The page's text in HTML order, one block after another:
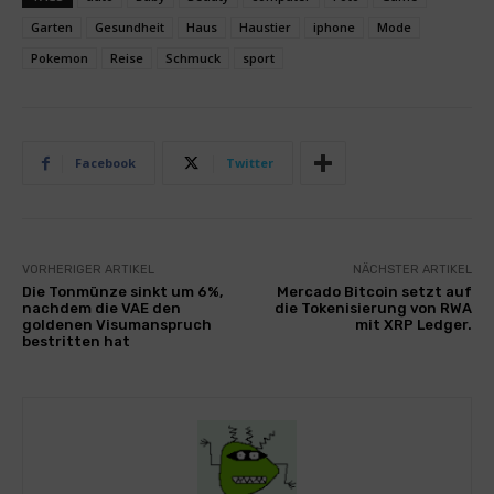
Garten
Gesundheit Haus Haustier iphone
Mode
Pokemon
Reise Schmuck sport
Facebook Twitter
VORHERIGER ARTIKEL
Die Tonmünze sinkt um 6%,
nachdem die VAE den
goldenen Visumanspruch
bestritten hat
NÄCHSTER ARTIKEL
Mercado Bitcoin setzt auf
die Tokenisierung von RWA
mit XRP Ledger.